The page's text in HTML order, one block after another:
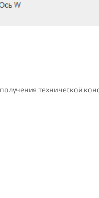
технической